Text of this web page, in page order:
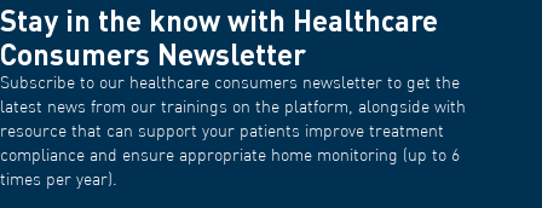
Stay in the know with Healthcare
Consumers Newsletter
Subscribe to our healthcare consumers newsletter to get the
latest news from our trainings on the platform, alongside with
resource that can support your patients improve treatment
compliance and ensure appropriate home monitoring (up to 6
times per year).